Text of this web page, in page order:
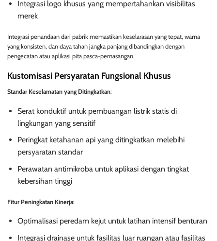
Integrasi logo khusus yang mempertahankan visibilitas
merek
Integrasi penandaan dari pabrik memastikan keselarasan yang tepat, warna
yang konsisten, dan daya tahan jangka panjang dibandingkan dengan
pengecatan atau aplikasi pita pasca-pemasangan.
Kustomisasi Persyaratan Fungsional Khusus
Standar Keselamatan yang Ditingkatkan:
Serat konduktif untuk pembuangan listrik statis di
lingkungan yang sensitif
Peringkat ketahanan api yang ditingkatkan melebihi
persyaratan standar
Perawatan antimikroba untuk aplikasi dengan tingkat
kebersihan tinggi
Fitur Peningkatan Kinerja:
Optimalisasi peredam kejut untuk latihan intensif benturan
Integrasi drainase untuk fasilitas luar ruangan atau fasilitas